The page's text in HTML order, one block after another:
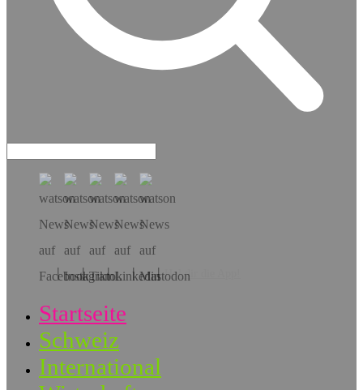
Hol dir die App!
Startseite
Schweiz
International